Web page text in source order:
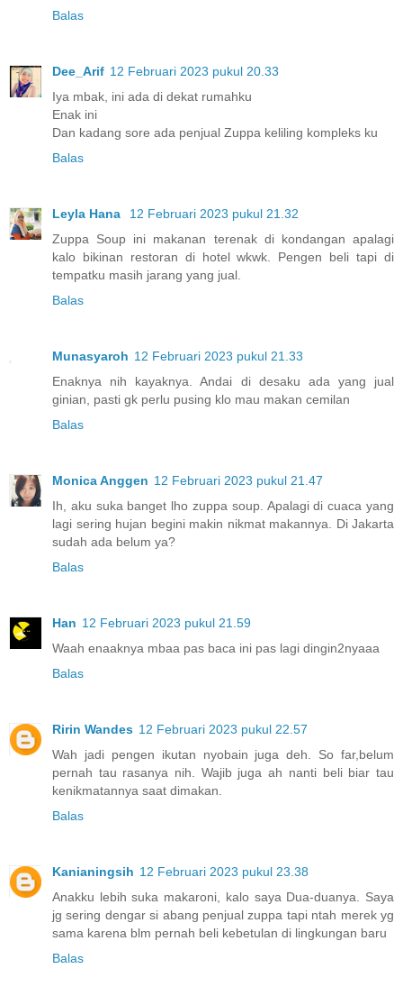
Balas
Dee_Arif 12 Februari 2023 pukul 20.33
Iya mbak, ini ada di dekat rumahku
Enak ini
Dan kadang sore ada penjual Zuppa keliling kompleks ku
Balas
Leyla Hana
12 Februari 2023 pukul 21.32
Zuppa Soup ini makanan terenak di kondangan apalagi
kalo bikinan restoran di hotel wkwk. Pengen beli tapi di
tempatku masih jarang yang jual.
Balas
Munasyaroh 12 Februari 2023 pukul 21.33
Enaknya nih kayaknya. Andai di desaku ada yang jual
ginian, pasti gk perlu pusing klo mau makan cemilan
Balas
Monica Anggen 12 Februari 2023 pukul 21.47
Ih, aku suka banget lho zuppa soup. Apalagi di cuaca yang
lagi sering hujan begini makin nikmat makannya. Di Jakarta
sudah ada belum ya?
Balas
Han 12 Februari 2023 pukul 21.59
Waah enaaknya mbaa pas baca ini pas lagi dingin2nyaaa
Balas
Ririn Wandes 12 Februari 2023 pukul 22.57
Wah jadi pengen ikutan nyobain juga deh. So far,belum
pernah tau rasanya nih. Wajib juga ah nanti beli biar tau
kenikmatannya saat dimakan.
Balas
Kanianingsih 12 Februari 2023 pukul 23.38
Anakku lebih suka makaroni, kalo saya Dua-duanya. Saya
jg sering dengar si abang penjual zuppa tapi ntah merek yg
sama karena blm pernah beli kebetulan di lingkungan baru
Balas